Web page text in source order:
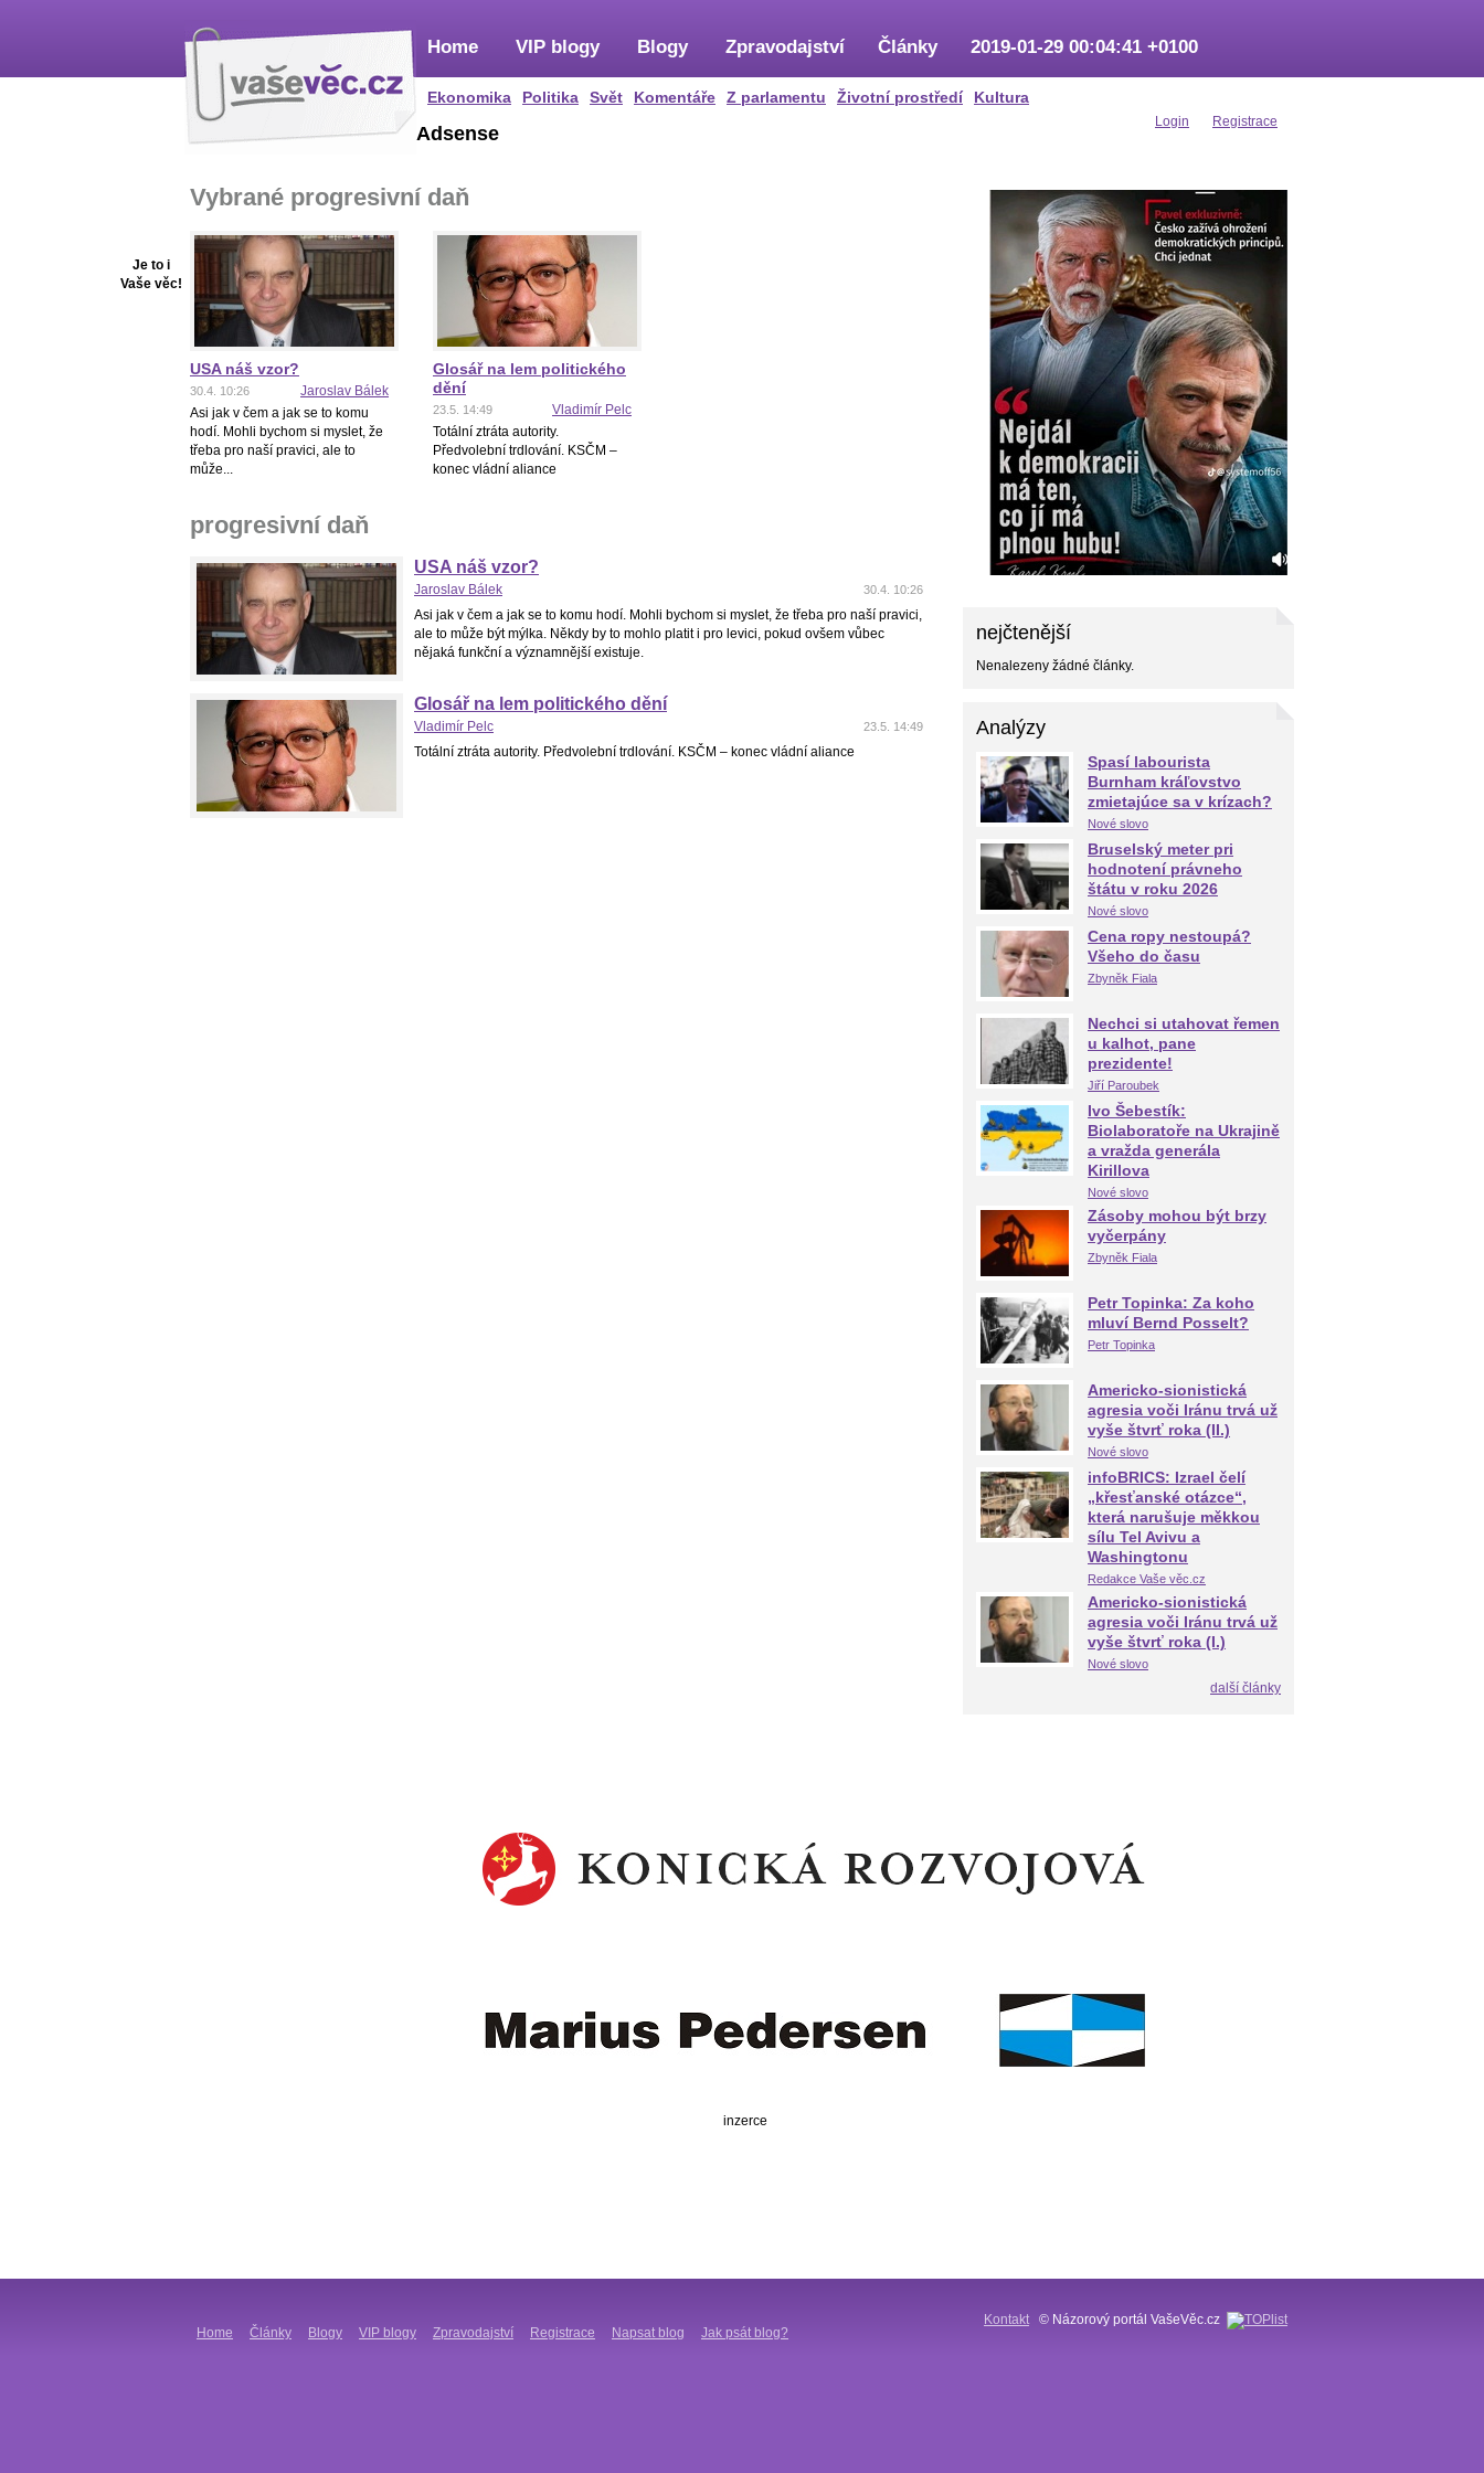
Home
Ekonomika Politika Svět Komentáře Z parlamentu Životní prostředí Kultura
VIP blogy Blogy Zpravodajství Články 2019-01-29 00:04:41 +0100
Login Registrace
Je to i
Vaše věc!
Adsense
Vybrané progresivní daň
USA náš vzor?
30.4. 10:26
Jaroslav Bálek
Asi jak v čem a jak se to komu
hodí. Mohli bychom si myslet, že
třeba pro naší pravici, ale to
může...
Glosář na lem politického
dění
23.5. 14:49
Vladimír Pelc
Totální ztráta autority.
Předvolební trdlování. KSČM –
konec vládní aliance
progresivní daň
USA náš vzor?
30.4. 10:26
Jaroslav Bálek
Asi jak v čem a jak se to komu hodí. Mohli bychom si myslet, že třeba pro naší pravici,
ale to může být mýlka. Někdy by to mohlo platit i pro levici, pokud ovšem vůbec
nějaká funkční a významnější existuje.
Glosář na lem politického dění
23.5. 14:49
Vladimír Pelc
Totální ztráta autority. Předvolební trdlování. KSČM – konec vládní aliance
nejčtenější
Nenalezeny žádné články.
Analýzy
Spasí labourista
Burnham kráľovstvo
zmietajúce sa v krízach?
Nové slovo
Bruselský meter pri
hodnotení právneho
štátu v roku 2026
Nové slovo
Cena ropy nestoupá?
Všeho do času
Zbyněk Fiala
Nechci si utahovat řemen
u kalhot, pane
prezidente!
Jiří Paroubek
Ivo Šebestík:
Biolaboratoře na Ukrajině
a vražda generála
Kirillova
Nové slovo
Zásoby mohou být brzy
vyčerpány
Zbyněk Fiala
Petr Topinka: Za koho
mluví Bernd Posselt?
Petr Topinka
Americko-sionistická
agresia voči Iránu trvá už
vyše štvrť roka (II.)
Nové slovo
infoBRICS: Izrael čelí
„křesťanské otázce“,
která narušuje měkkou
sílu Tel Avivu a
Washingtonu
Redakce Vaše věc.cz
Americko-sionistická
agresia voči Iránu trvá už
vyše štvrť roka (I.)
Nové slovo
další články
inzerce
Home Články Blogy VIP blogy Zpravodajství Registrace Napsat blog Jak psát blog?
Kontakt © Názorový portál VašeVěc.cz